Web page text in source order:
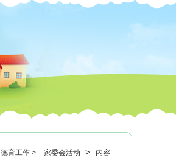
德育工作 > 家委会活动 > 内容